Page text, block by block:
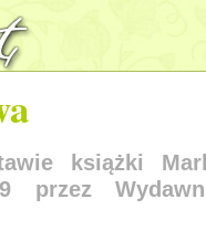
książki
przez